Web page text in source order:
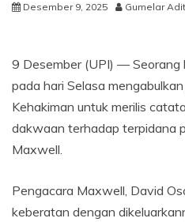
Desember 9, 2025 Gumelar
9 Desember (UPI) —Seorang
pada hari Selasa
Kehakiman untuk merilis
dakwaan terhadap terpidana
Maxwell.
Pengacara Maxwell, David
keberatan dengan